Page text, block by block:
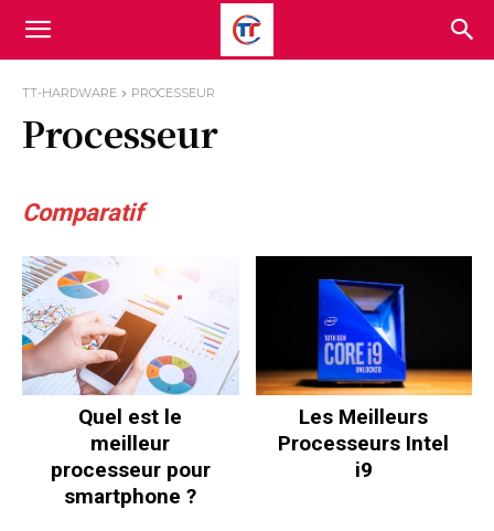
TT-HARDWARE PROCESSEUR
Processeur
Comparatif
Quel est le
meilleur
processeur pour
smartphone ?
Les Meilleurs
Processeurs Intel
i9